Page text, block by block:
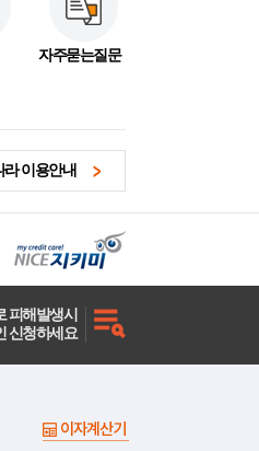
자주묻는질문
라 이용안내
피해발생시
신청하세요
이자계산기